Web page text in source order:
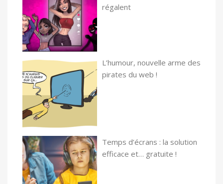
régalent
L’humour, nouvelle arme des
pirates du web !
Temps d’écrans : la solution
efficace et… gratuite !